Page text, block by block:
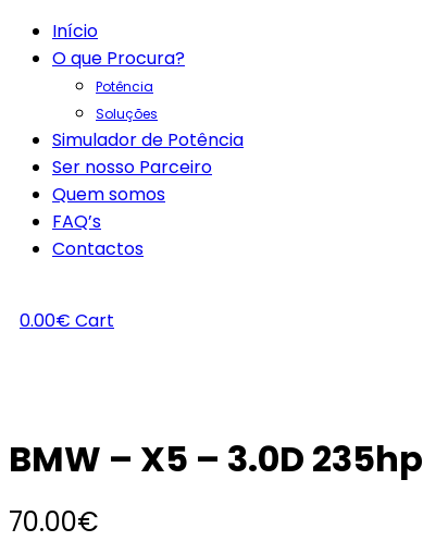
Início
O que Procura?
Potência
Soluções
Simulador de Potência
Ser nosso Parceiro
Quem somos
FAQ’s
Contactos
0.00€ Cart
BMW – X5 – 3.0D 235hp
70.00€